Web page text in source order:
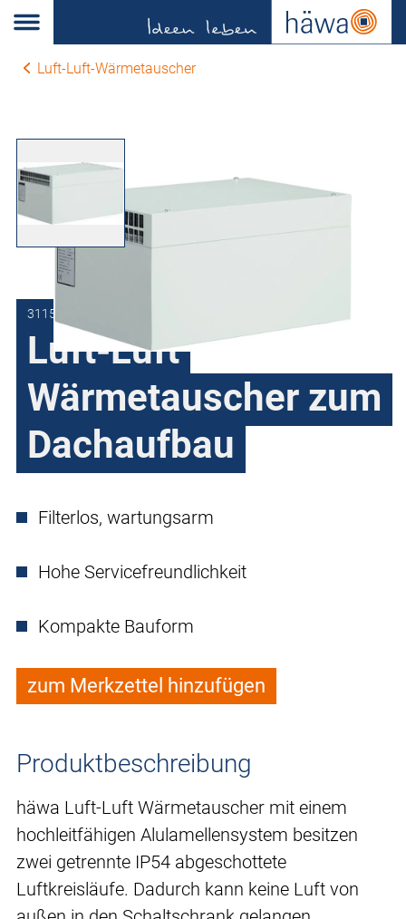
Luft-Luft-Wärmetauscher
3115-1600-60-07
Luft-Luft
Wärmetauscher zum
Dachaufbau
Filterlos, wartungsarm
Hohe Servicefreundlichkeit
Kompakte Bauform
zum Merkzettel hinzufügen
Produktbeschreibung
häwa Luft-Luft Wärmetauscher mit einem
hochleitfähigen Alulamellensystem besitzen
zwei getrennte IP54 abgeschottete
Luftkreisläufe. Dadurch kann keine Luft von